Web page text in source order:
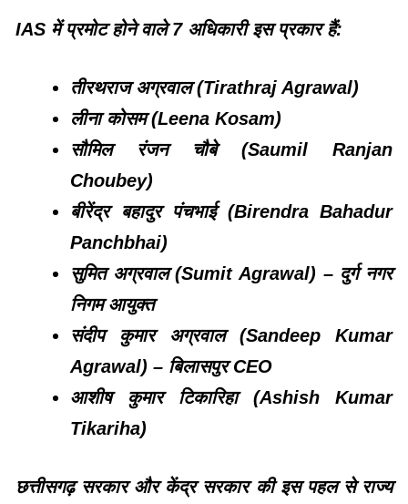
IAS में प्रमोट होने वाले 7 अधिकारी इस प्रकार हैं:
तीरथराज अग्रवाल (Tirathraj Agrawal)
लीना कोसम (Leena Kosam)
सौमिल रंजन चौबे (Saumil Ranjan
Choubey)
बीरेंद्र बहादुर पंचभाई (Birendra Bahadur
Panchbhai)
सुमित अग्रवाल (Sumit Agrawal) – दुर्ग नगर
निगम आयुक्त
संदीप कुमार अग्रवाल (Sandeep Kumar
Agrawal) – बिलासपुर CEO
आशीष कुमार टिकारिहा (Ashish Kumar
Tikariha)
छत्तीसगढ़ सरकार और केंद्र सरकार की इस पहल से राज्य